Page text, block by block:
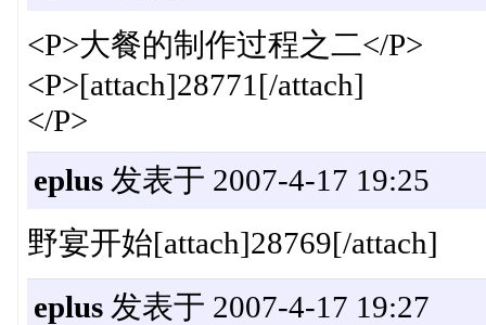
<P>大餐的制作过程之二</P>
<P>[attach]28771[/attach]
</P>
eplus发表于 2007-4-17 19:25
野宴开始[attach]28769[/attach]
eplus发表于 2007-4-17 19:27